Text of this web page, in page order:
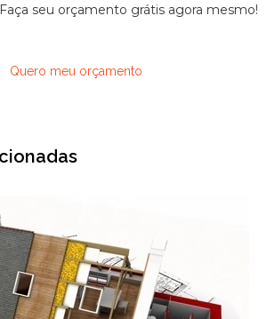
Faça seu orçamento grátis agora mesmo!
Quero meu orçamento